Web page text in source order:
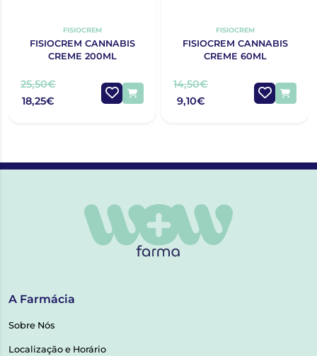
FISIOCREM
FISIOCREM CANNABIS
CREME 200ML
25,50€
18,25€
FISIOCREM
FISIOCREM CANNABIS
CREME 60ML
14,50€
9,10€
A Farmácia
Sobre Nós
Localização e Horário